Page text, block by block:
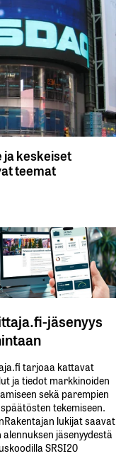
ja keskeiset
teemat
jäsenyys
tarjoaa kattavat
ja tiedot markkinoiden
sekä parempien
tekemiseen.
lukijat saavat
alennuksen jäsenyydestä
SRSI20